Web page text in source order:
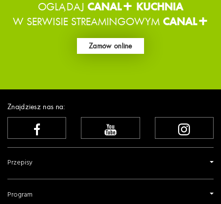
OGLĄDAJ CANAL+ KUCHNIA
W SERWISIE STREAMINGOWYM CANAL+
Zamów online
Znajdziesz nas na:
Przepisy
Program